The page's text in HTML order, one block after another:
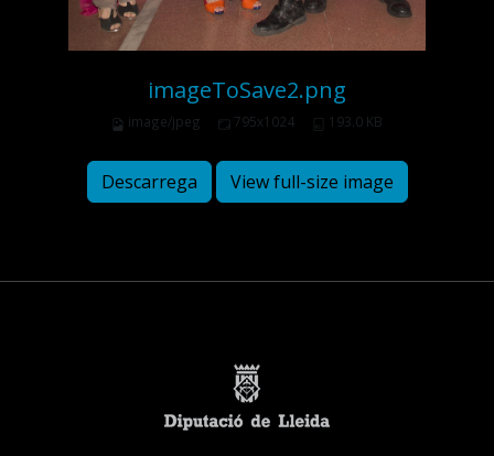
imageToSave2.png
image/jpeg 795x1024 193.0 KB
Descarrega View full-size image